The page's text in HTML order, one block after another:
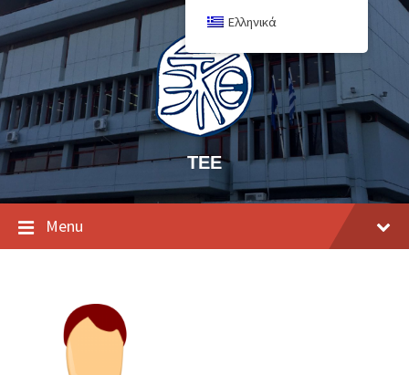
ΤΕΕ
Menu
Ελληνικά